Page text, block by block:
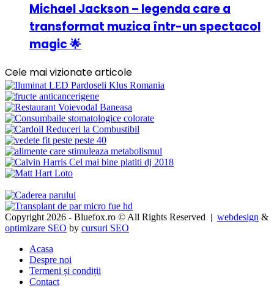
Michael Jackson – legenda care a
transformat muzica într-un spectacol
magic 🌟
Cele mai vizionate articole
Copyright 2026 - Bluefox.ro © All Rights Reserved | webdesign &
optimizare SEO by cursuri SEO
Acasa
Despre noi
Termeni și condiții
Contact